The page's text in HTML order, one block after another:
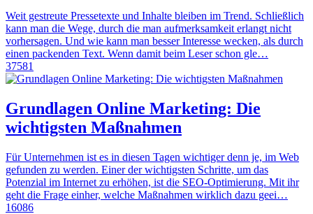
Weit gestreute Pressetexte und Inhalte bleiben im Trend. Schließlich
kann man die Wege, durch die man aufmerksamkeit erlangt nicht
vorhersagen. Und wie kann man besser Interesse wecken, als durch
einen packenden Text. Wenn damit beim Leser schon gle…
37581
Grundlagen Online Marketing: Die
wichtigsten Maßnahmen
Für Unternehmen ist es in diesen Tagen wichtiger denn je, im Web
gefunden zu werden. Einer der wichtigsten Schritte, um das
Potenzial im Internet zu erhöhen, ist die SEO-Optimierung. Mit ihr
geht die Frage einher, welche Maßnahmen wirklich dazu geei…
16086